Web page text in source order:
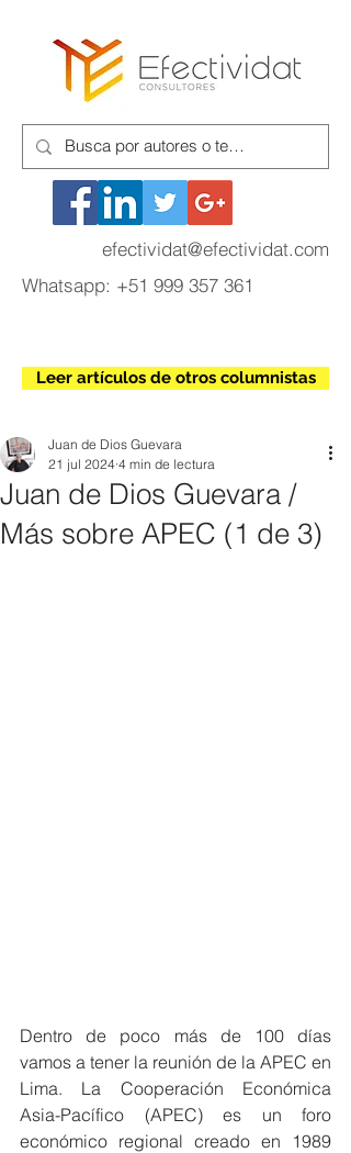
efectividat@efectividat.com
Whatsapp: +51 999 357 361
Leer artículos de otros columnistas
Juan de Dios Guevara /
Más sobre APEC (1 de 3)
Juan de Dios Guevara
21 jul 2024 4 min de lectura
Dentro de poco más de 100 días
vamos a tener la reunión de la APEC en
Lima. La Cooperación Económica
Asia-Pacífico (APEC) es un foro
económico regional creado en 1989